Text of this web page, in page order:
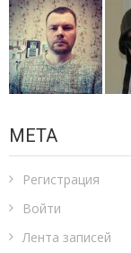
МЕТА
Регистрация
Войти
Лента записей